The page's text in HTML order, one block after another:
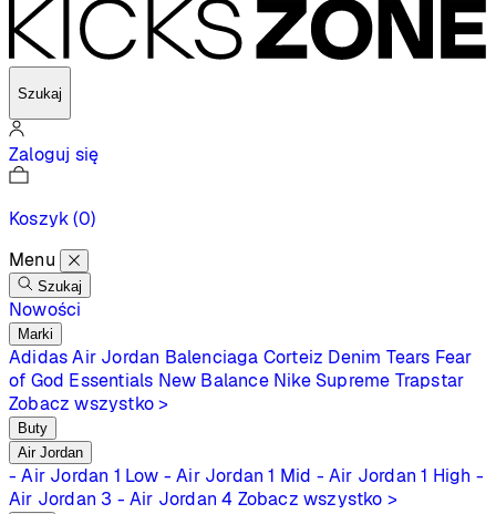
Szukaj
Zaloguj się
Koszyk(0)
Menu
Szukaj
Nowości
Marki
Adidas Air Jordan Balenciaga Corteiz Denim Tears Fear
of God Essentials New Balance Nike Supreme Trapstar
Zobacz wszystko >
Buty
Air Jordan
- Air Jordan 1 Low - Air Jordan 1 Mid - Air Jordan 1 High -
Air Jordan 3 - Air Jordan 4 Zobacz wszystko >